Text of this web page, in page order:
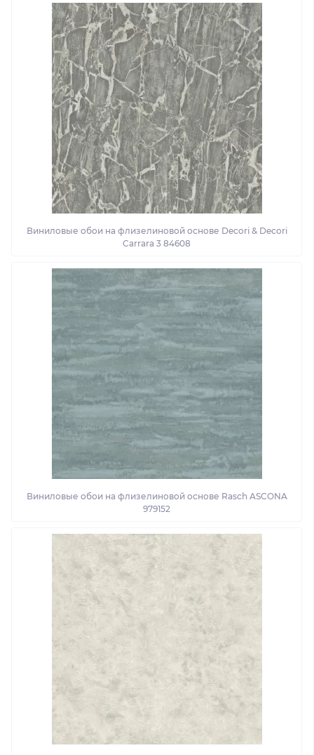
Виниловые обои на флизелиновой основе Decori & Decori
Carrara 3 84608
Виниловые обои на флизелиновой основе Rasch ASCONA
979152